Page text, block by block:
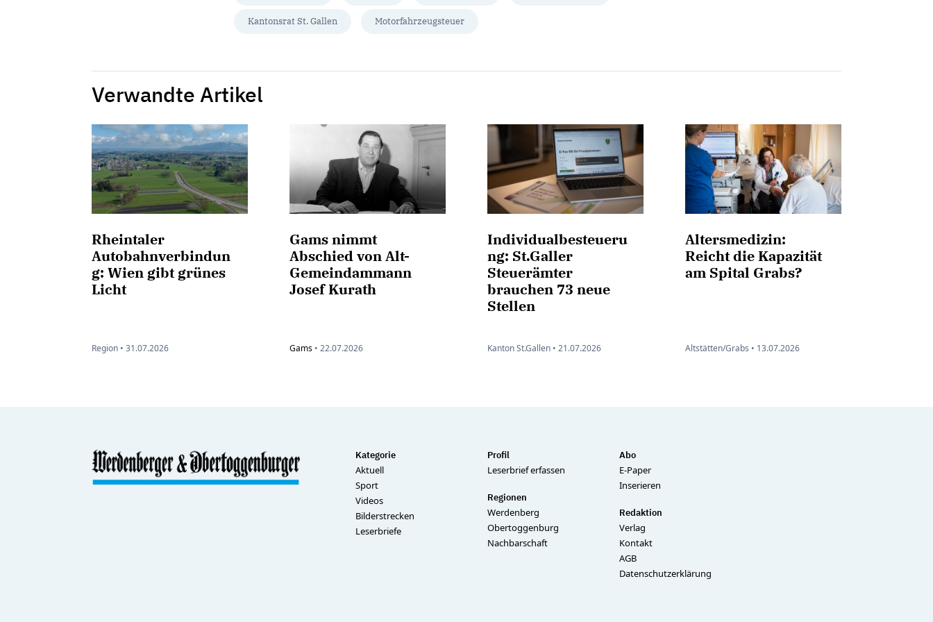
Kantonsrat St. Gallen Motorfahrzeugsteuer
Verwandte Artikel
Rheintaler
Autobahnverbindun
g: Wien gibt grünes
Licht
Region • 31.07.2026
Gams nimmt
Abschied von Alt-
Gemeindammann
Josef Kurath
Gams • 22.07.2026
Individualbesteueru
ng: St.Galler
Steuerämter
brauchen 73 neue
Stellen
Kanton St.Gallen • 21.07.2026
Altersmedizin:
Reicht die Kapazität
am Spital Grabs?
Altstätten/Grabs • 13.07.2026
Kategorie
Aktuell
Sport
Videos
Bilderstrecken
Leserbriefe
Profil
Leserbrief erfassen
Regionen
Werdenberg
Obertoggenburg
Nachbarschaft
Abo
E-Paper
Inserieren
Redaktion
Verlag
Kontakt
AGB
Datenschutzerklärung